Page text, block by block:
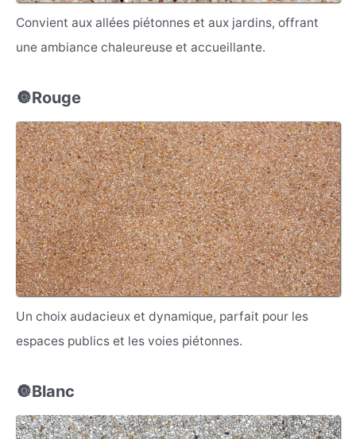
Convient aux allées piétonnes et aux jardins, offrant
une ambiance chaleureuse et accueillante.
🔘Rouge
Un choix audacieux et dynamique, parfait pour les
espaces publics et les voies piétonnes.
🔘Blanc